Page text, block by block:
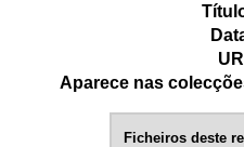
Aparece nas
Ficheiros deste